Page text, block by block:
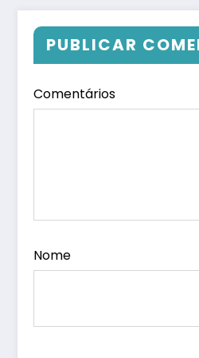
PUBLICAR
Comentários
Nome